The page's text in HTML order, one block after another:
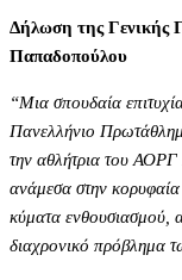
Δήλωση της
Παπαδοπούλου
“Μια σπουδαία
Πανελλήνιο
την αθλήτρια του ΑΟΡΓ
ανάμεσα στην
κύματα ενθουσιασμού,
διαχρονικό πρόβλημα